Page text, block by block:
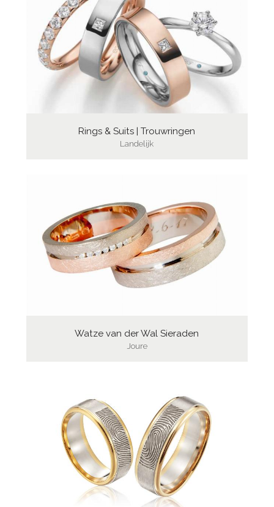
Rings & Suits | Trouwringen
Landelijk
Watze van der Wal Sieraden
Joure